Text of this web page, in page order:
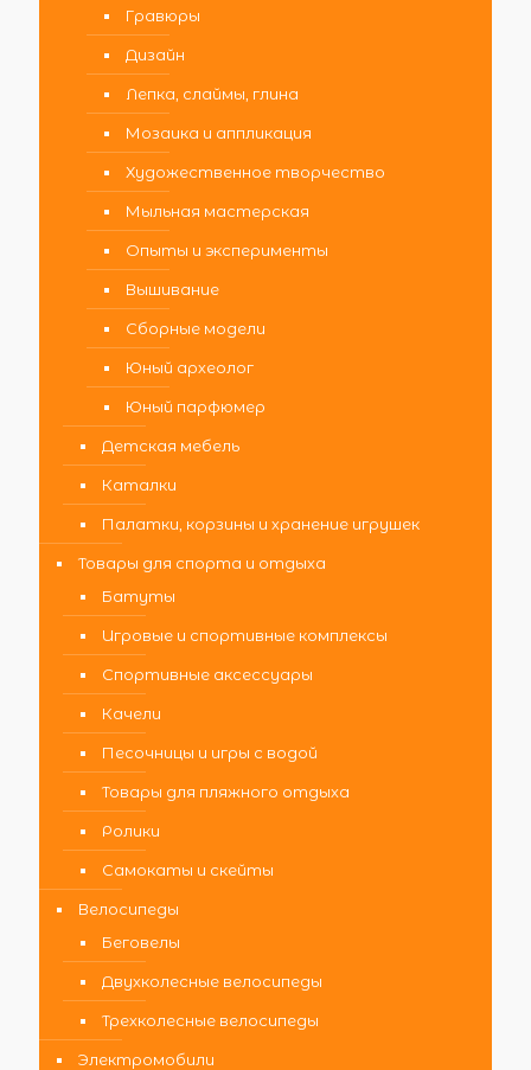
Гравюры
Дизайн
Лепка, слаймы, глина
Мозаика и аппликация
Художественное творчество
Мыльная мастерская
Опыты и эксперименты
Вышивание
Сборные модели
Юный археолог
Юный парфюмер
Детская мебель
Каталки
Палатки, корзины и хранение игрушек
Товары для спорта и отдыха
Батуты
Игровые и спортивные комплексы
Спортивные аксессуары
Качели
Песочницы и игры с водой
Товары для пляжного отдыха
Ролики
Самокаты и скейты
Велосипеды
Беговелы
Двухколесные велосипеды
Трехколесные велосипеды
Электромобили